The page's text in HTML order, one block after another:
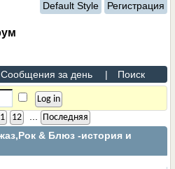
Default Style Регистрация
Сообщения за день | Поиск
12 Последняя
& Блюз -история и